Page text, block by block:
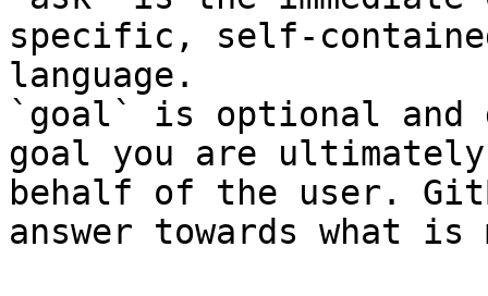
specific, self-
language.
`goal` is optional and
goal you are
behalf of the user.
answer towards what